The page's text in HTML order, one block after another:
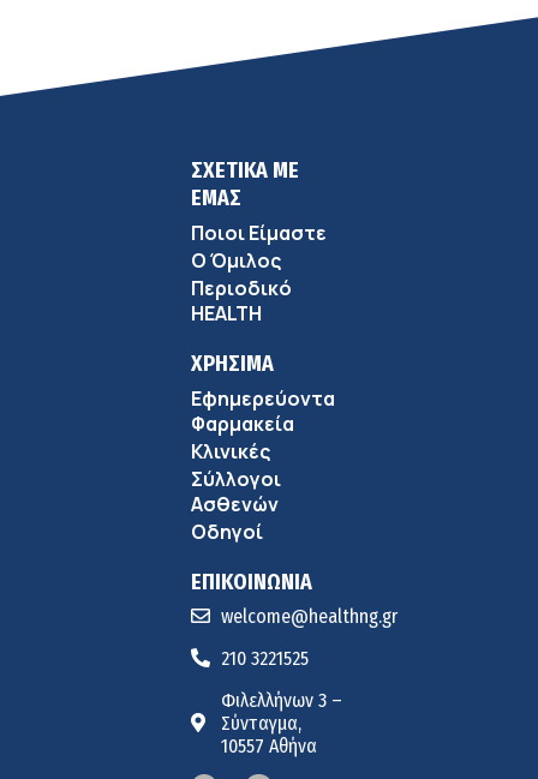
ΣΧΕΤΙΚΑ ΜΕ
ΕΜΑΣ
Ποιοι Είμαστε
Ο Όμιλος
Περιοδικό
HEALTH
ΧΡΗΣΙΜΑ
Εφημερεύοντα
Φαρμακεία
Κλινικές
Σύλλογοι
Ασθενών
Οδηγοί
ΕΠΙΚΟΙΝΩΝΙΑ
welcome@healthng.gr
210 3221525
Φιλελλήνων 3 –
Σύνταγμα,
10557 Αθήνα